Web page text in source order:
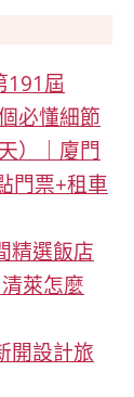
191屆
必懂細節
）｜廈門
門票+租車
精選飯店
萊怎麼
開設計旅